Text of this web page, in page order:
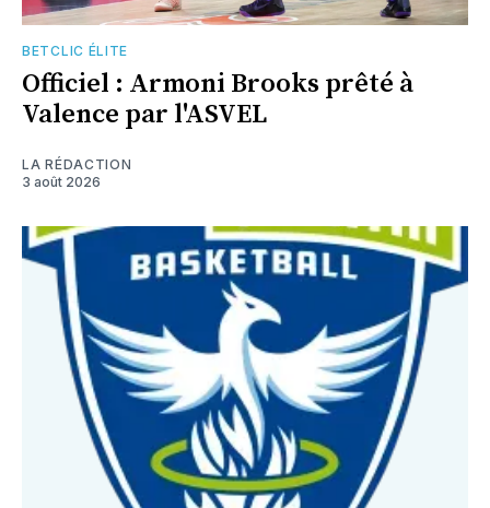
BETCLIC ÉLITE
Officiel : Armoni Brooks prêté à
Valence par l'ASVEL
LA RÉDACTION
3 août 2026